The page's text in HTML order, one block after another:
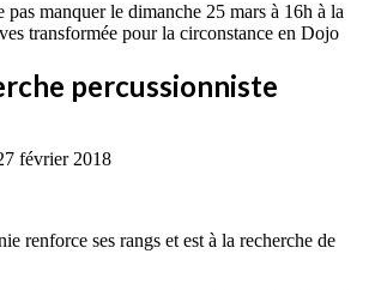
pas manquer le dimanche 25 mars à 16h à la
transformée pour la circonstance en Dojo
percussionniste
février 2018
renforce ses rangs et est à la recherche de